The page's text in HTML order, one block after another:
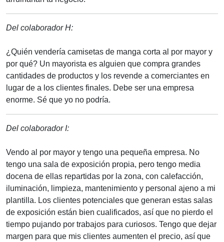
Del colaborador H:
¿Quién vendería camisetas de manga corta al por mayor y
por qué? Un mayorista es alguien que compra grandes
cantidades de productos y los revende a comerciantes en
lugar de a los clientes finales. Debe ser una empresa
enorme. Sé que yo no podría.
Del colaborador I:
Vendo al por mayor y tengo una pequeña empresa. No
tengo una sala de exposición propia, pero tengo media
docena de ellas repartidas por la zona, con calefacción,
iluminación, limpieza, mantenimiento y personal ajeno a mi
plantilla. Los clientes potenciales que generan estas salas
de exposición están bien cualificados, así que no pierdo el
tiempo pujando por trabajos para curiosos. Tengo que dejar
margen para que mis clientes aumenten el precio, así que